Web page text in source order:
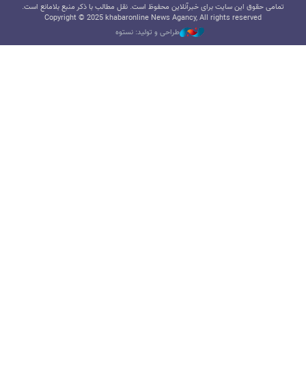
تمامی حقوق این سایت برای خبرآنلاین محفوظ است. نقل مطالب با ذکر منبع بلامانع است.
Copyright © 2025 khabaronline News Agancy, All rights reserved
طراحی و تولید: نستوه